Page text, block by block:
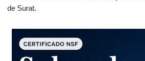
de Surat.